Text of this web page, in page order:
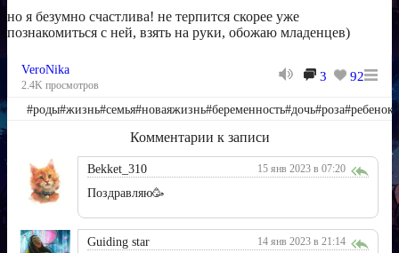
но я безумно счастлива! не терпится скорее уже
познакомиться с ней, взять на руки, обожаю младенцев)
3 92
VeroNika
2.4K просмотров
#роды#жизнь#семья#новаяжизнь#беременность#дочь#роза#ребенок
Комментарии к записи
15 янв 2023 в 07:20
Bekket_310
Поздравляю🥳
14 янв 2023 в 21:14
Guiding star